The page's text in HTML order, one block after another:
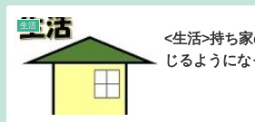
生活
<生活>持ち
じるようにな